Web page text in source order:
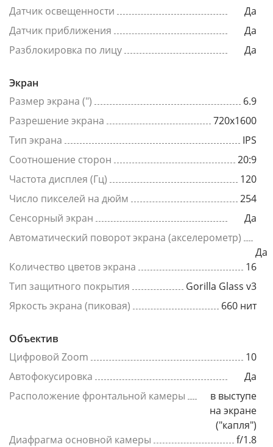
Датчик освещенности
Да
Датчик приближения
Да
Разблокировка по лицу
Да
Экран
Размер экрана (")
6.9
Разрешение экрана
720x1600
Тип экрана
IPS
Соотношение сторон
20:9
Частота дисплея (Гц)
120
Число пикселей на дюйм
254
Сенсорный экран
Да
Автоматический поворот экрана (акселерометр)
Да
Количество цветов экрана
16
Тип защитного покрытия
Gorilla Glass v3
Яркость экрана (пиковая)
660 нит
Объектив
Цифровой Zoom
10
Автофокусировка
Да
Расположение фронтальной камеры
в выступе
на экране
("капля")
Диафрагма основной камеры
f/1.8